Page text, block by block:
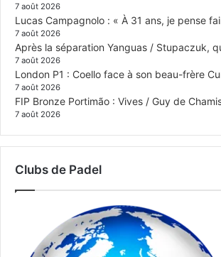
7 août 2026
Lucas Campagnolo : « À 31 ans, je pense
7 août 2026
Après la séparation Yanguas / Stupaczuk,
7 août 2026
London P1 : Coello face à son beau-frère
7 août 2026
FIP Bronze Portimão : Vives / Guy de
7 août 2026
Clubs de Padel